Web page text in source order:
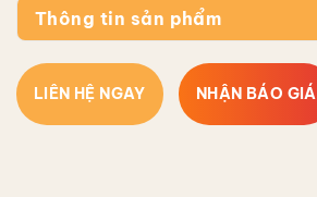
Thông tin sản phẩm
LIÊN HỆ NGAY NHẬN BÁO GIÁ